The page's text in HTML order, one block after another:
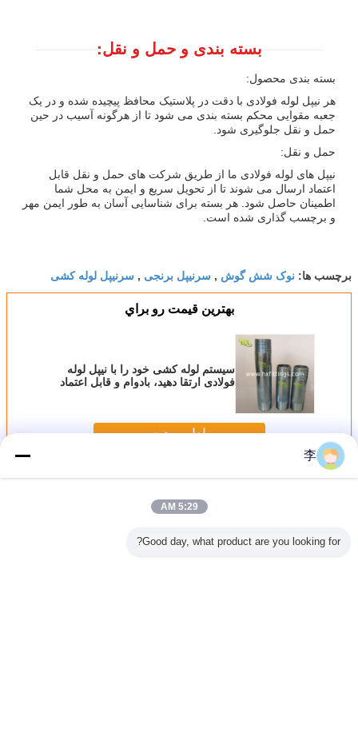
بسته بندی و حمل و نقل:
بسته بندی محصول:
هر نیپل لوله فولادی با دقت در پلاستیک محافظ پیچیده شده و در یک
جعبه مقوایی محکم بسته بندی می شود تا از هرگونه آسیب در حین
حمل و نقل جلوگیری شود.
حمل و نقل:
نیپل های لوله فولادی ما از طریق شرکت های حمل و نقل قابل
اعتماد ارسال می شوند تا از تحویل سریع و ایمن به محل شما
اطمینان حاصل شود. هر بسته برای شناسایی آسان به طور ایمن مهر
و برچسب گذاری شده است.
برچسب ها: نوک شش گوش , سرنیپل برنجی , سرنیپل لوله کشی
بهترين قيمت رو براي
سیستم لوله کشی خود را با نیپل لوله
فولادی ارتقا دهید، بادوام و قابل اعتماد
ادامه هید
بیشنوک لوله فولادی
李
5:29 AM
Good day, what product are you looking for?